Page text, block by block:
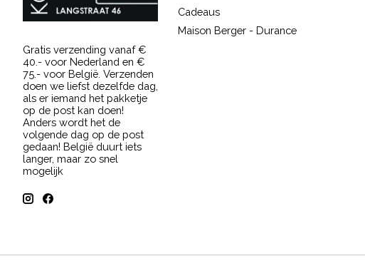
Gratis verzending vanaf €
40.- voor Nederland en €
75.- voor België. Verzenden
doen we liefst dezelfde dag,
als er iemand het pakketje
op de post kan doen!
Anders wordt het de
volgende dag op de post
gedaan! België duurt iets
langer, maar zo snel
mogelijk
Cadeaus
Maison Berger - Durance